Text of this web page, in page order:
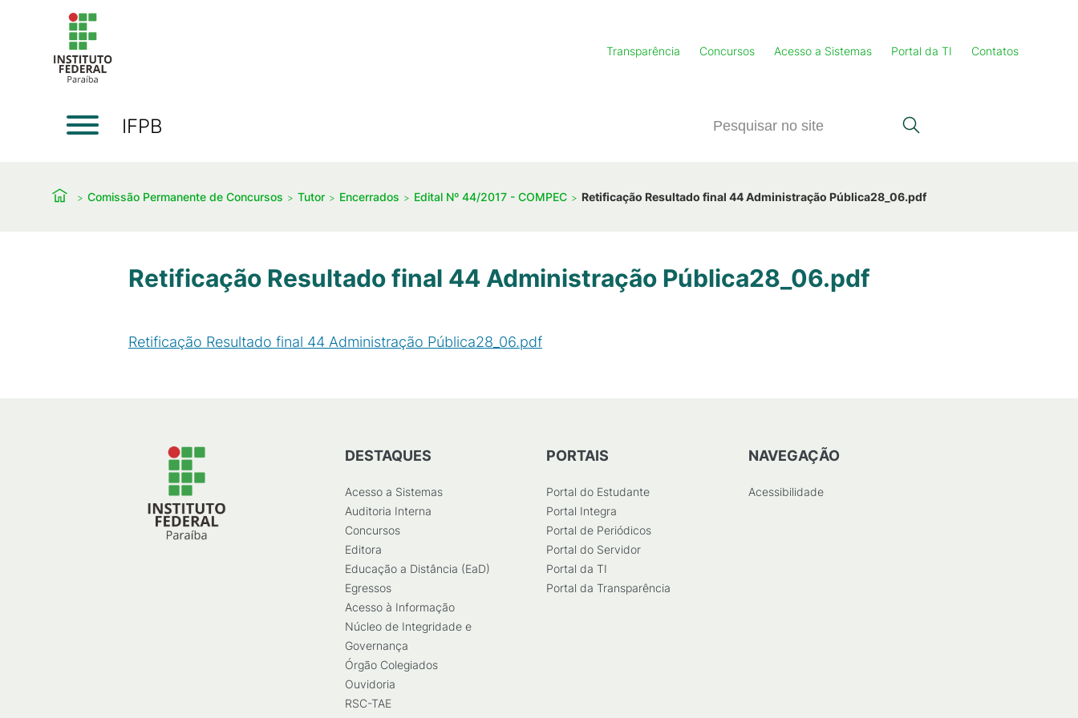
Transparência Concursos Acesso a Sistemas Portal da TI Contatos
IFPB
Comissão Permanente de Concursos Tutor Encerrados Edital Nº 44/2017 - COMPEC Retificação Resultado final 44 Administração Pública28_06.pdf
Retificação Resultado final 44 Administração Pública28_06.pdf
Retificação Resultado final 44 Administração Pública28_06.pdf
DESTAQUES
Acesso a Sistemas
Auditoria Interna
Concursos
Editora
Educação a Distância (EaD)
Egressos
Acesso à Informação
Núcleo de Integridade e
Governança
Órgão Colegiados
Ouvidoria
RSC-TAE
PORTAIS
Portal do Estudante
Portal Integra
Portal de Periódicos
Portal do Servidor
Portal da TI
Portal da Transparência
NAVEGAÇÃO
Acessibilidade